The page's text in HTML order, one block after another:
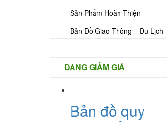
Sản Phẩm Hoàn Thiện
Bản Đồ Giao Thông – Du Lịch
ĐANG GIẢM GIÁ
Bản đồ quy